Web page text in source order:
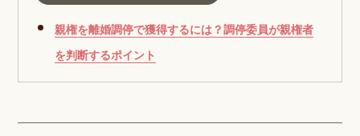
親権を離婚調停で獲得するには？調停委員が親権者
を判断するポイント